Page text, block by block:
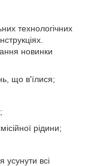
технологічних
новинки
що в'їлися;
рідини;
усунути всі